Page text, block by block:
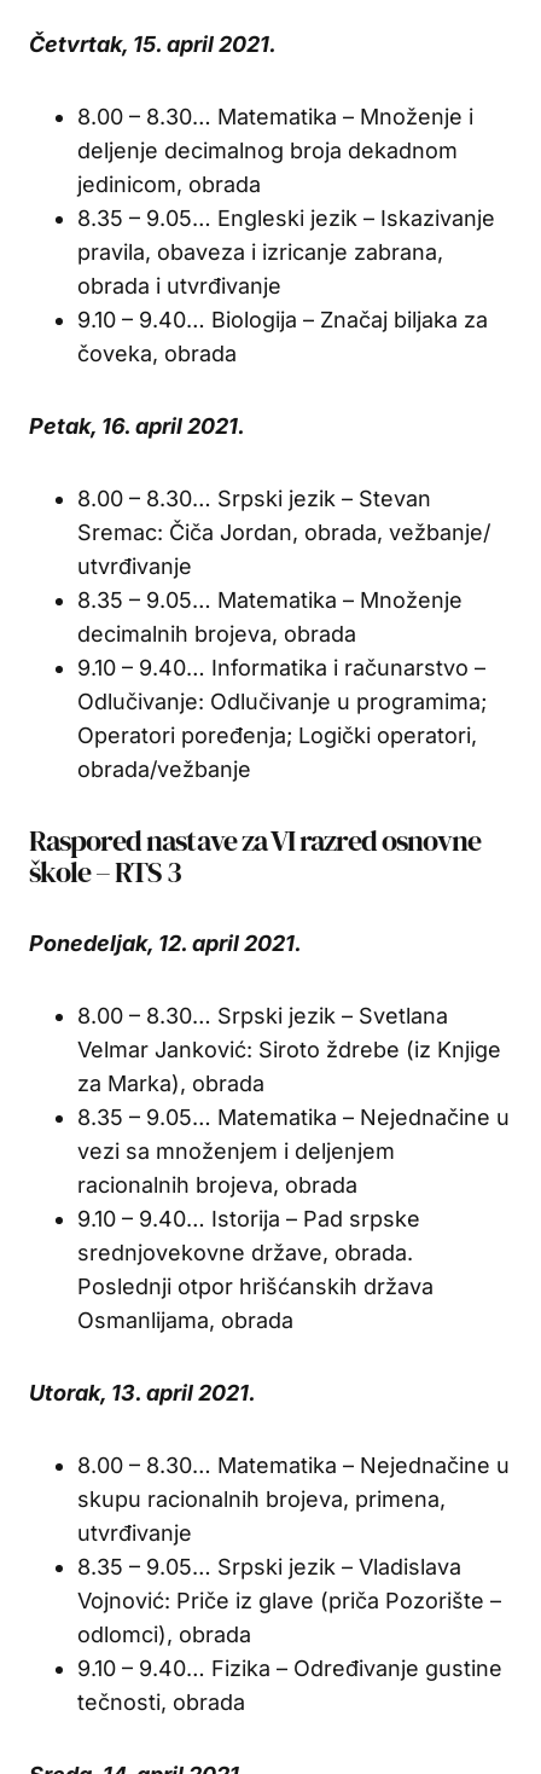
Četvrtak, 15. april 2021.
8.00 – 8.30… Matematika – Množenje i
deljenje decimalnog broja dekadnom
jedinicom, obrada
8.35 – 9.05… Engleski jezik – Iskazivanje
pravila, obaveza i izricanje zabrana,
obrada i utvrđivanje
9.10 – 9.40… Biologija – Značaj biljaka za
čoveka, obrada
Petak, 16. april 2021.
8.00 – 8.30… Srpski jezik – Stevan
Sremac: Čiča Jordan, obrada, vežbanje/
utvrđivanje
8.35 – 9.05… Matematika – Množenje
decimalnih brojeva, obrada
9.10 – 9.40… Informatika i računarstvo –
Odlučivanje: Odlučivanje u programima;
Operatori poređenja; Logički operatori,
obrada/vežbanje
Raspored nastave za VI razred osnovne
škole – RTS 3
Ponedeljak, 12. april 2021.
8.00 – 8.30… Srpski jezik – Svetlana
Velmar Janković: Siroto ždrebe (iz Knjige
za Marka), obrada
8.35 – 9.05… Matematika – Nejednačine u
vezi sa množenjem i deljenjem
racionalnih brojeva, obrada
9.10 – 9.40… Istorija – Pad srpske
srednjovekovne države, obrada.
Poslednji otpor hrišćanskih država
Osmanlijama, obrada
Utorak, 13. april 2021.
8.00 – 8.30… Matematika – Nejednačine u
skupu racionalnih brojeva, primena,
utvrđivanje
8.35 – 9.05… Srpski jezik – Vladislava
Vojnović: Priče iz glave (priča Pozorište –
odlomci), obrada
9.10 – 9.40… Fizika – Određivanje gustine
tečnosti, obrada